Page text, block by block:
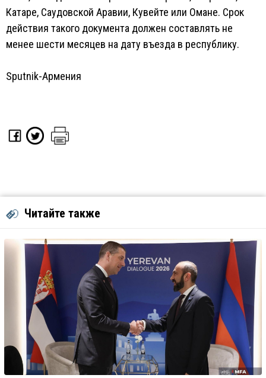
Катаре, Саудовской Аравии, Кувейте или Омане. Срок
действия такого документа должен составлять не
менее шести месяцев на дату въезда в республику.
Sputnik-Армения
Читайте также